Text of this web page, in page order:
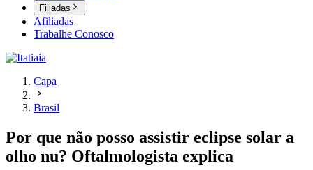
Filiadas
Afiliadas
Trabalhe Conosco
Capa
Brasil
Por que não posso assistir eclipse solar a
olho nu? Oftalmologista explica